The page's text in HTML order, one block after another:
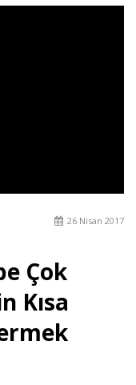
26 Nisan 2017
Çok
Kısa